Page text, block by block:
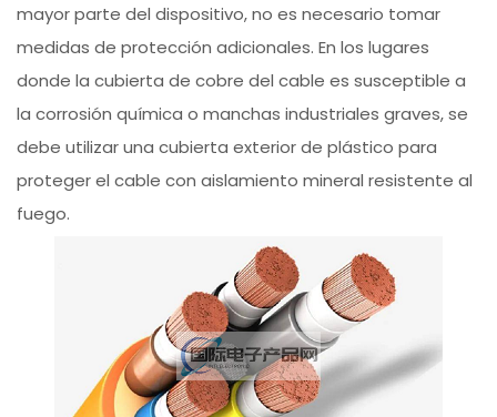
mayor parte del dispositivo, no es necesario tomar
medidas de protección adicionales. En los lugares
donde la cubierta de cobre del cable es susceptible a
la corrosión química o manchas industriales graves, se
debe utilizar una cubierta exterior de plástico para
proteger el cable con aislamiento mineral resistente al
fuego.